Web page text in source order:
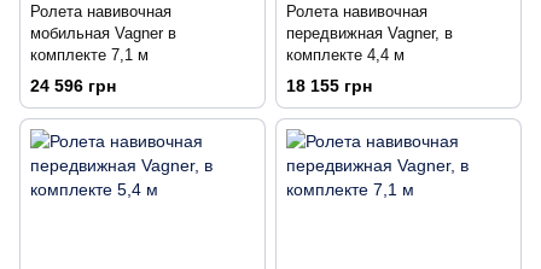
Ролета навивочная
мобильная Vagner в
комплекте 7,1 м
24 596 грн
Ролета навивочная
передвижная Vagner, в
комплекте 4,4 м
18 155 грн